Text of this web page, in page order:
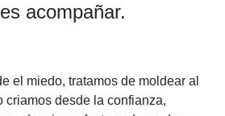
acompañar.
el miedo, tratamos de moldear al
criamos desde la confianza,